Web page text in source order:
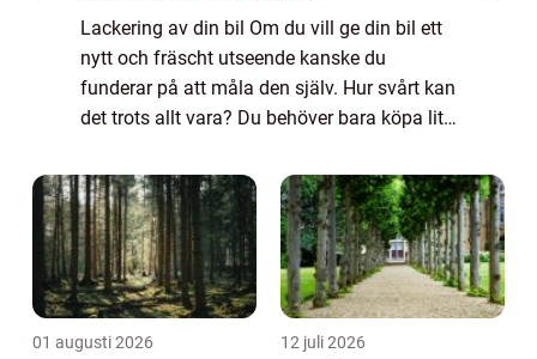
Lackering av din bil Om du vill ge din bil ett
nytt och fräscht utseende kanske du
funderar på att måla den själv. Hur svårt kan
det trots allt vara? Du behöver bara köpa lite
voila! Men om du verkligen vi...
01 augusti 2026 12 juli 2026